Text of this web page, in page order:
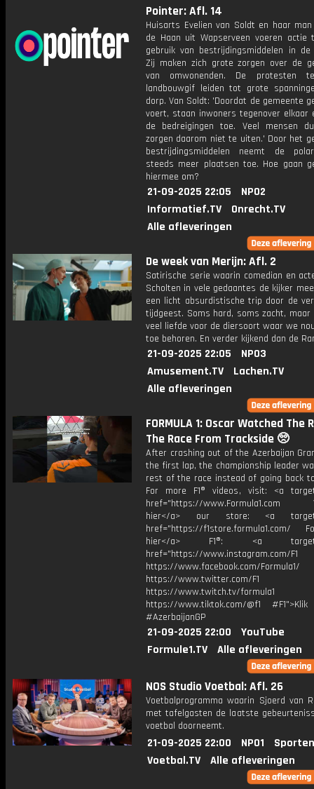
Pointer: Afl. 14
Huisarts Evelien van Soldt en haar
de Haan uit Wapserveen voeren actie
gebruik van bestrijdingsmiddelen in
Zij maken zich grote zorgen over de
van omwonenden. De protesten
landbouwgif leiden tot grote
dorp. Van Soldt: 'Doordat de gemeente
voert, staan inwoners tegenover elkaar
de bedreigingen toe. Veel mensen
zorgen daarom niet te uiten.' Door het
bestrijdingsmiddelen neemt de
steeds meer plaatsen toe. Hoe gaan
hiermee om?
21-09-2025 22:05
NPO2
Informatief.TV
Onrecht.TV
Alle afleveringen
De week van Merijn: Afl. 2
Satirische serie waarin comedian en
Scholten in vele gedaantes de kijker
een licht absurdistische trip door de
tijdgeest. Soms hard, soms zacht,
veel liefde voor de diersoort waar we
toe behoren. En verder kijkend dan de
21-09-2025 22:05
NPO3
Amusement.TV
Lachen.TV
Alle afleveringen
FORMULA 1: Oscar Watched The
The Race From Trackside 🥺
After crashing out of the Azerbaijan
the first lap, the championship leader
rest of the race instead of going back
For more F1® videos, visit: <a
href="https://www.Formula1.com
hier</a> our store: <a
href="https://f1store.formula1.com/
hier</a> F1®: <a
href="https://www.instagram.com/F1
https://www.facebook.com/Formula1/
https://www.twitter.com/F1
https://www.twitch.tv/formula1
https://www.tiktok.com/@f1
#AzerbaijanGP
21-09-2025 22:00
YouTube
Formule1.TV
Alle afleveringen
NOS Studio Voetbal: Afl. 26
Voetbalprogramma waarin Sjoerd van
met tafelgasten de laatste
voetbal doorneemt.
21-09-2025 22:00 NPO1
Voetbal.TV
Alle afleveringen